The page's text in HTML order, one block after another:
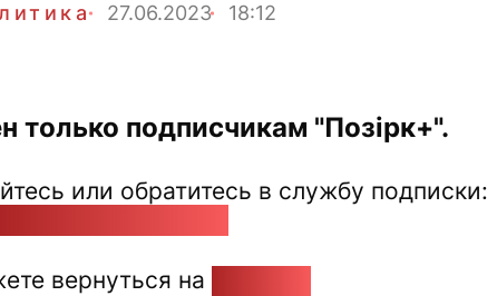
27.06.2023 18:12
только подписчикам "Позірк+".
или обратитесь в службу подписки:
вернуться на